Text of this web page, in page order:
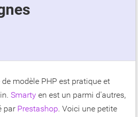
modèle PHP est pratique et
Smarty en est un parmi d'autres,
par Prestashop. Voici une petite